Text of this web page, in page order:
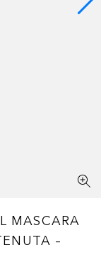
MASCARA
–